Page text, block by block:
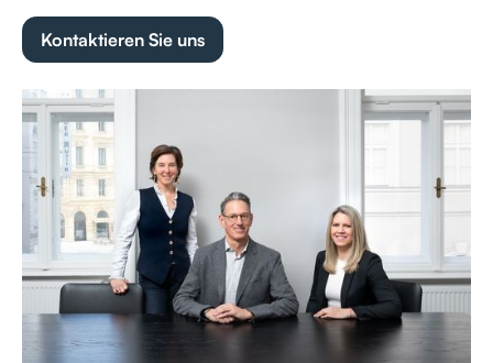
Kontaktieren Sie uns